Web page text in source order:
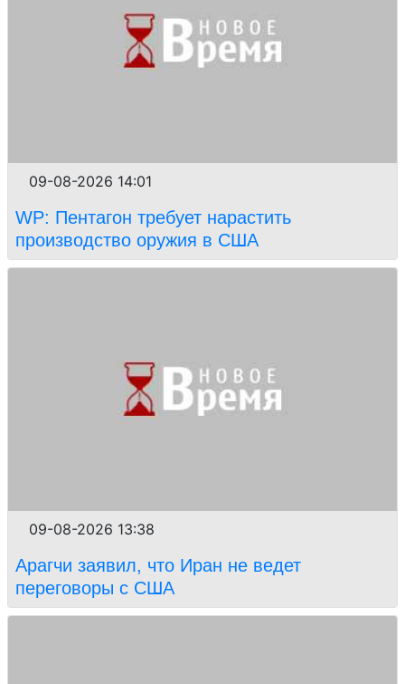
09-08-2026 14:01
WP: Пентагон требует нарастить
производство оружия в США
09-08-2026 13:38
Арагчи заявил, что Иран не ведет
переговоры с США